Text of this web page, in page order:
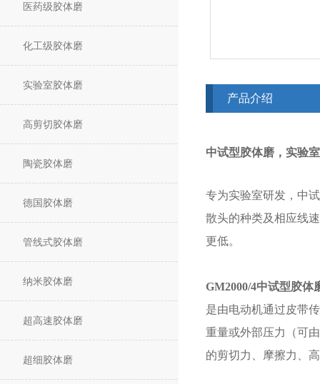
医药级胶体磨
化工级胶体磨
实验室胶体磨
高剪切胶体磨
陶瓷胶体磨
德国胶体磨
管线式胶体磨
纳米胶体磨
超高速胶体磨
超细胶体磨
产品介绍
中试型胶体磨，实验
专为实验室研发，中
散头的种类及相应线
更低。
GM2000/4中试型胶体
是由电动机通过皮带
重量或外部压力（可
的剪切力、摩擦力、